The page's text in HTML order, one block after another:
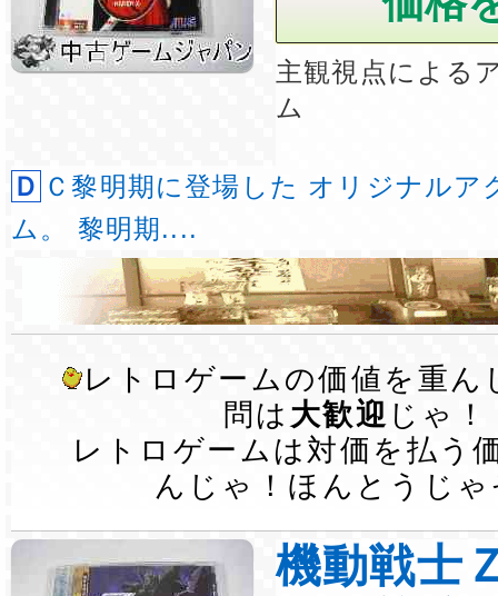
主観視点による
ム
ＤＣ黎明期に登場した オリジナルアクションゲー
ム。 黎明期....
レトロゲームの価値を重ん
問は 大歓迎 じゃ！
レトロゲームは対価を払う
んじゃ！ほんとうじゃ
機動戦士